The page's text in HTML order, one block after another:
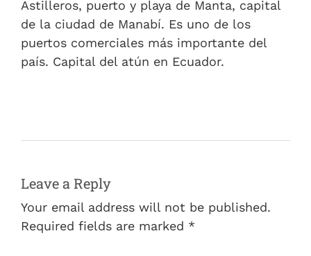
Astilleros, puerto y playa de Manta, capital
de la ciudad de Manabí. Es uno de los
puertos comerciales más importante del
país. Capital del atún en Ecuador.
Leave a Reply
Your email address will not be published.
Required fields are marked *